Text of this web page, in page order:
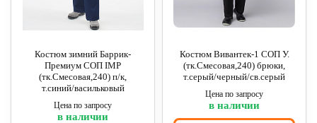
Костюм зимний Баррик-
Премиум СОП IMP
(тк.Смесовая,240) п/к,
т.синий/васильковый
Цена по запросу
в наличии
Костюм Вивантек-1 СОП У.
(тк.Смесовая,240) брюки,
т.серый/черный/св.серый
Цена по запросу
в наличии